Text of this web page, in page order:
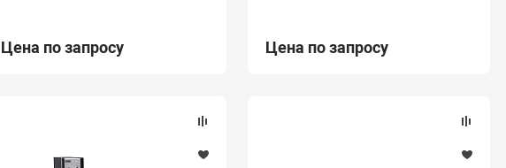
Цена по запросу Цена по запросу